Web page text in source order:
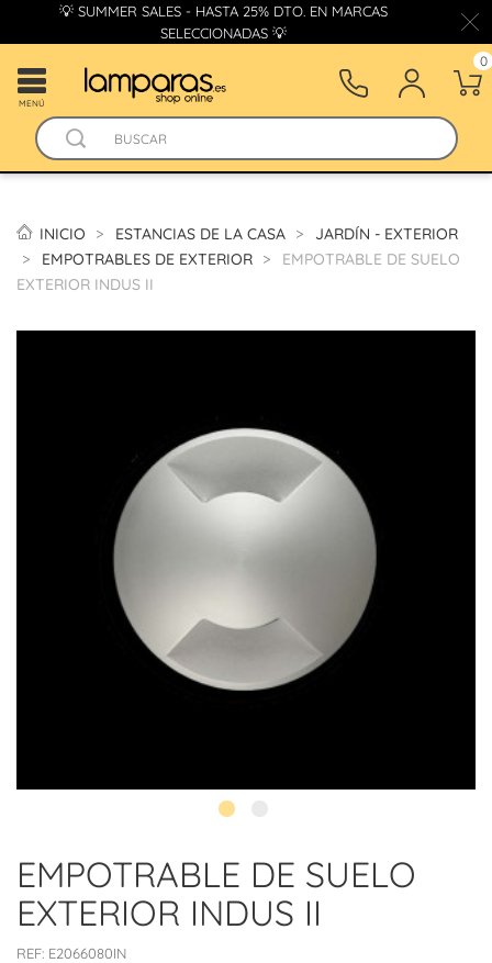
💡 SUMMER SALES - HASTA 25% DTO. EN MARCAS
SELECCIONADAS 💡
MENÚ
0
INICIO ESTANCIAS DE LA CASA
JARDÍN - EXTERIOR
EMPOTRABLES DE EXTERIOR
EMPOTRABLE DE SUELO
EXTERIOR INDUS II
EMPOTRABLE DE SUELO
EXTERIOR INDUS II
REF: E2066080IN